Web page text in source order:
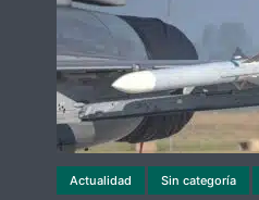
Actualidad Sin categoría